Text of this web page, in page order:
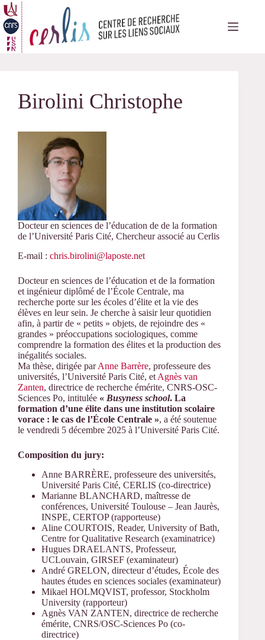
Passer
au
contenu
Birolini Christophe
Docteur en sciences de l’éducation de de la formation
de l’Université Paris Cité, Chercheur associé au Cerlis
E-mail : chris.birolini@laposte.net
Docteur en sciences de l’éducation et de la formation
et ingénieur diplômé de l’École Centrale, ma
recherche porte sur les écoles d’élite et la vie des
élèves en leur sein. Je cherche à saisir leur quotidien
afin, à partir de « petits » objets, de rejoindre des «
grandes » préoccupations sociologiques, comme
comprendre la formation des élites et la production des
inégalités sociales.
Ma thèse, dirigée parAnne Barrère, professeure des
universités, l’Université Paris Cité, et Agnès van
Zanten, directrice de recherche émérite, CNRS-OSC-
Sciences Po, intitulée « Busyness school. La
formation d’une élite dans une institution scolaire
vorace : le cas de l’École Centrale », a été soutenue
le vendredi 5 décembre 2025 à l’Université Paris Cité.
Composition du jury:
Anne BARRÈRE, professeure des universités,
Université Paris Cité, CERLIS (co-directrice)
Marianne BLANCHARD, maîtresse de
conférences, Université Toulouse – Jean Jaurès,
INSPE, CERTOP (rapporteuse)
Aline COURTOIS, Reader, University of Bath,
Centre for Qualitative Research (examinatrice)
Hugues DRAELANTS, Professeur,
UCLouvain, GIRSEF (examinateur)
André GRELON, directeur d’études, École des
hautes études en sciences sociales (examinateur)
Mikael HOLMQVIST, professor, Stockholm
University (rapporteur)
Agnès VAN ZANTEN, directrice de recherche
émérite, CNRS/OSC-Sciences Po (co-
directrice)